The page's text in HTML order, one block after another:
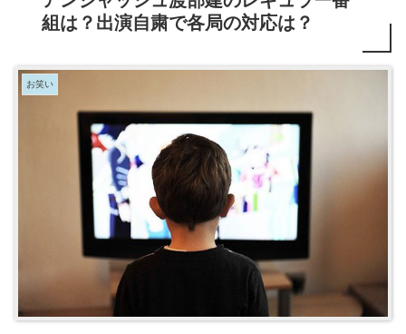
組は？出演自粛で各局の対応は？
お笑い